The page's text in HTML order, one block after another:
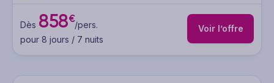
Dès 858€/pers.
pour 8 jours / 7 nuits
Voir l’offre